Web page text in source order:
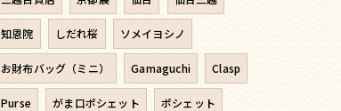
知恩院 しだれ桜 ソメイヨシノ
お財布バッグ（ミニ） Gamaguchi Clasp
Purse がま口ポシェット ポシェット